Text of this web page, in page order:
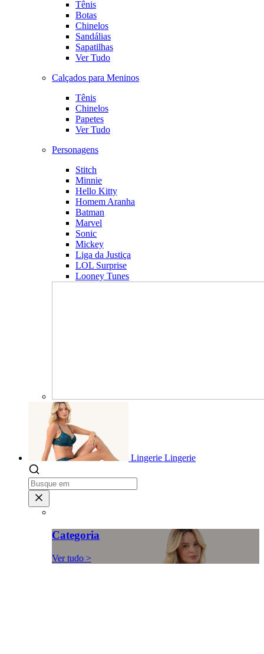
Tênis
Botas
Chinelos
Sandálias
Sapatilhas
Ver Tudo
Calçados para Meninos
Tênis
Chinelos
Papetes
Ver Tudo
Personagens
Stitch
Minnie
Hello Kitty
Homem Aranha
Batman
Marvel
Sonic
Mickey
Liga da Justiça
LOL Surprise
Looney Tunes
Lingerie Lingerie
Categoria
Ver tudo >